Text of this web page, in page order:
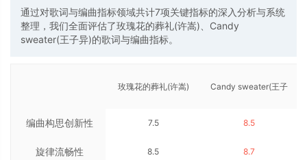
通过对歌词与编曲指标领域共计7项关键指标的深入分析与系统
整理，我们全面评估了玫瑰花的葬礼(许嵩)、Candy
sweater(王子异)的歌词与编曲指标。
编曲构思创新性
旋律流畅性
玫瑰花的葬礼(许嵩)
7.5
8.5
Candy sweater(王子
8.5
8.7